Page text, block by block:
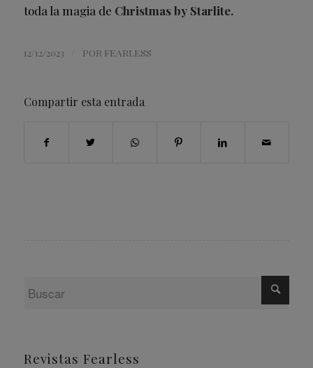
toda la magia de Christmas by Starlite.
12/12/2023 POR FEARLESS
Compartir esta entrada
Revistas Fearless